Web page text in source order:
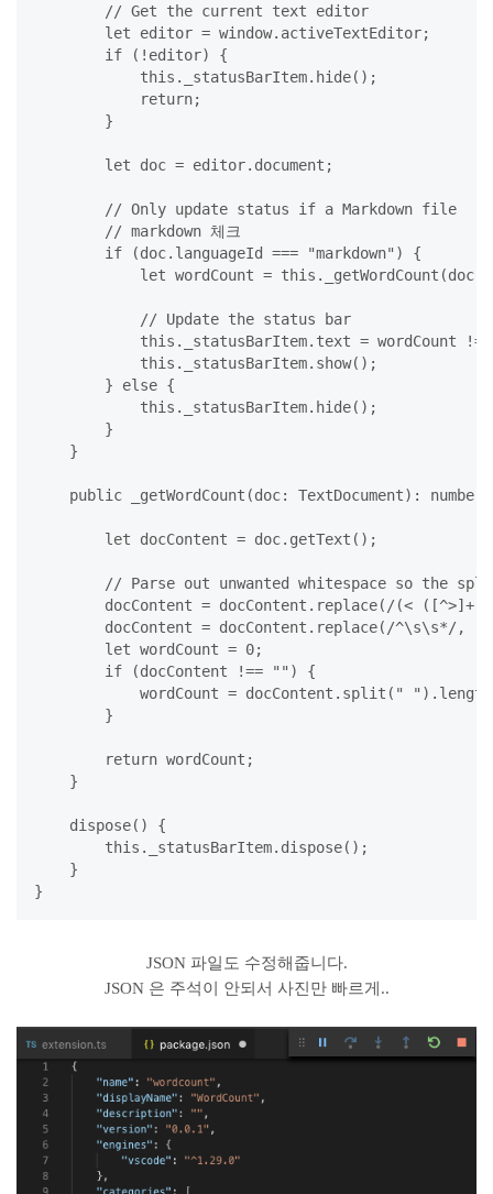
        // Get the current text editor
        let editor = window.activeTextEditor;
        if (!editor) {
            this._statusBarItem.hide();
            return;
        }
        let doc = editor.document;
        // Only update status if a Markdown file
        // markdown 체크
        if (doc.languageId === "markdown") {
            let wordCount = this._getWordCount(doc);
            // Update the status bar
this._statusBarItem.text = wordCount
            this._statusBarItem.show();
        } else {
            this._statusBarItem.hide();
        }
    }
public _getWordCount(doc: TextDocument): number
        let docContent = doc.getText();
// Parse out unwanted whitespace so the
docContent = docContent.replace(/(<
docContent = docContent.replace(/^\s\s*/,
        let wordCount = 0;
        if (docContent !== "") {
wordCount = docContent.split("
        }
        return wordCount;
    }
    dispose() {
        this._statusBarItem.dispose();
    }
JSON 파일도 수정해줍니다.
JSON 은 주석이 안되서 사진만 빠르게..